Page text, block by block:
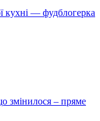
кухні — фудблогерка
змінилося – пряме